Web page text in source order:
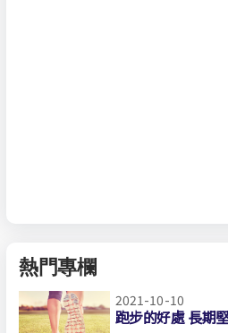
熱門專欄
2021-10-10
跑步的好處 長期